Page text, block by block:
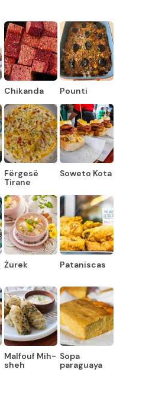
Chikanda Pounti
Fërgesë
Tirane
Soweto Kota
Żurek Pataniscas
Malfouf Mih-
sheh
Sopa
paraguaya